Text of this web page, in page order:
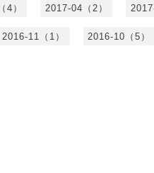
4） 2017-04（2）
2016-11（1） 2016-10（5）